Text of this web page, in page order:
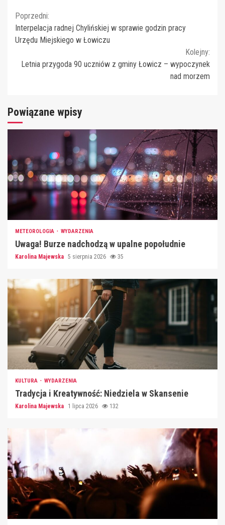
Continue
Reading
Poprzedni:
Interpelacja radnej Chylińskiej w sprawie godzin pracy
Urzędu Miejskiego w Łowiczu
Kolejny:
Letnia przygoda 90 uczniów z gminy Łowicz – wypoczynek
nad morzem
Powiązane wpisy
METEOROLOGIA WYDARZENIA
Uwaga! Burze nadchodzą w upalne popołudnie
Karolina Majewska 5 sierpnia 2026 35
KULTURA WYDARZENIA
Tradycja i Kreatywność: Niedziela w Skansenie
Karolina Majewska 1 lipca 2026 132